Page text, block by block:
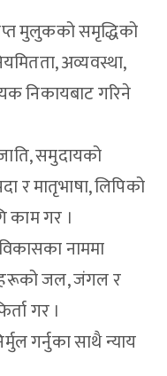
मुलुकको समृद्धिको
अव्यवस्था,
निकायबाट गरिने
समुदायको
र मातृभाषा, लिपिको
काम गर ।
नाममा
जल, जंगल र
गर ।
गर्नुका साथै न्याय